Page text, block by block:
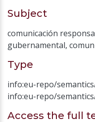
Subject
comunicación
gubernamental,
Type
info:eu-repo/
info:eu-repo/
Access the full